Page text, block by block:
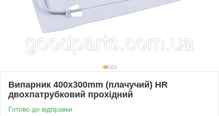
Випарник 400x300mm (плачучий) HR
двохпатрубковий прохідний
Готово до відправки